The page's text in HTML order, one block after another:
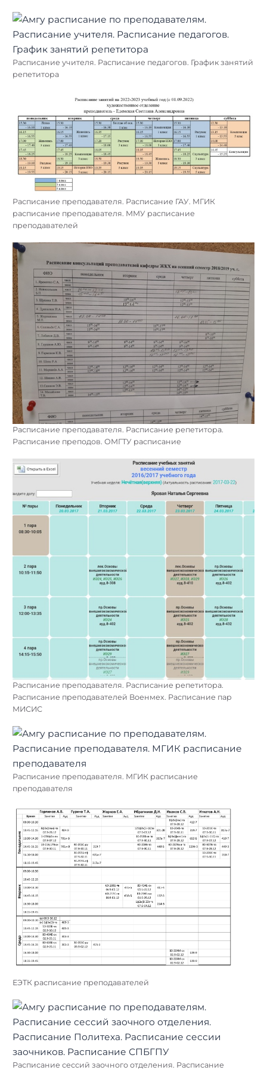
Расписание учителя. Расписание педагогов. График занятий
репетитора
Расписание преподавателя. Расписание ГАУ. МГИК
расписание преподавателя. ММУ расписание
преподавателей
Расписание преподавателя. Расписание репетитора.
Расписание преподов. ОМГТУ расписание
Расписание преподавателя. Расписание репетитора.
Расписание преподавателей Военмех. Расписание пар
МИСИС
Расписание преподавателя. МГИК расписание
преподавателя
ЕЭТК расписание преподавателей
Расписание сессий заочного отделения. Расписание